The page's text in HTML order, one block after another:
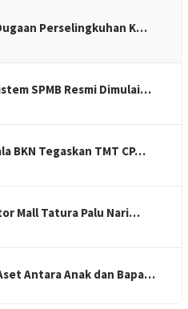
Perselingkuhan K…
SPMB Resmi Dimulai…
BKN Tegaskan TMT CP…
Mall Tatura Palu Nari…
Antara Anak dan Bapa…